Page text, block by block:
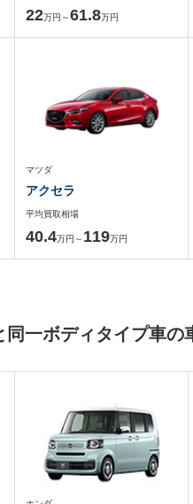
22万円～61.8万円
マツダ
アクセラ
平均買取相場
40.4万円～ 119万円
同一ボディタイプ車の